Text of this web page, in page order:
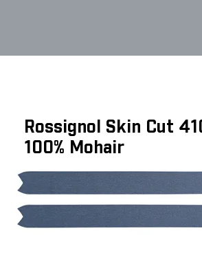
Rossignol Skin Cut
100% Mohair